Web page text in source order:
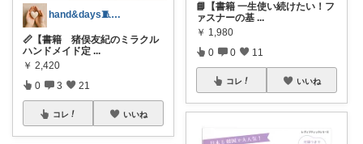
hand&days🧵手芸とほっこり雑貨
📏【書籍 猪俣友紀のミラクル
ハンドメイド定 ...
￥ 2,420
0 3 21
コレ いいね
📘【書籍 一生使い続けたい！フ
ァスナーの基 ...
￥ 1,980
0 0 11
コレ いいね